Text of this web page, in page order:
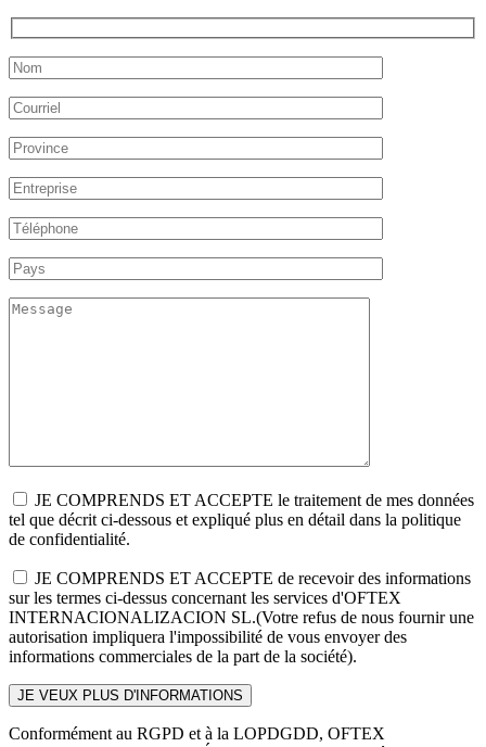
JE COMPRENDS ET ACCEPTE le traitement de mes données
tel que décrit ci-dessous et expliqué plus en détail dans la politique
de confidentialité.
JE COMPRENDS ET ACCEPTE de recevoir des informations
sur les termes ci-dessus concernant les services d'OFTEX
INTERNACIONALIZACION SL.(Votre refus de nous fournir une
autorisation impliquera l'impossibilité de vous envoyer des
informations commerciales de la part de la société).
Conformément au RGPD et à la LOPDGDD, OFTEX